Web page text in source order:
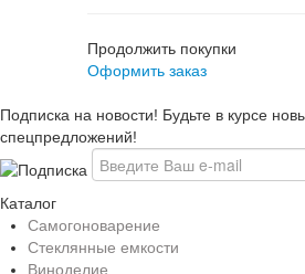
Продолжить покупки
Оформить заказ
Подписка на новости! Будьте в курсе
спецпредложений!
Каталог
Самогоноварение
Стеклянные емкости
Виноделие